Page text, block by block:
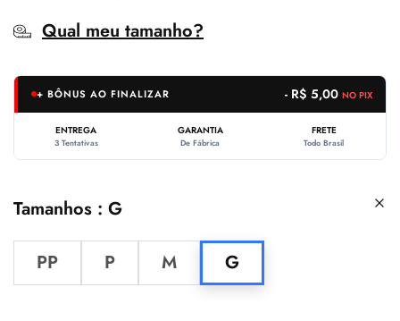
Qual meu tamanho?
+ BÔNUS AO FINALIZAR - R$ 5,00 NO PIX
ENTREGA
3 Tentativas
GARANTIA
De Fábrica
FRETE
Todo Brasil
Tamanhos G
PP P M G